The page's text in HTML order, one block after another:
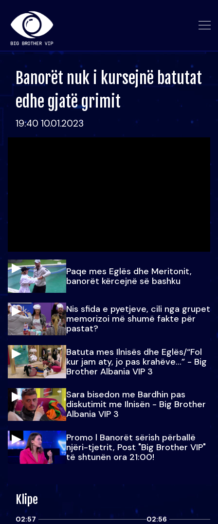
Banorët nuk i kursejnë batutat
edhe gjatë grimit
19:40 10.01.2023
Paqe mes Eglës dhe Meritonit,
banorët kërcejnë së bashku
Nis sfida e pyetjeve, cili nga grupet
memorizoi më shumë fakte për
pastat?
Batuta mes Ilnisës dhe Eglës/“Fol
kur jam aty, jo pas krahëve…” - Big
Brother Albania VIP 3
Sara bisedon me Bardhin pas
diskutimit me Ilnisën - Big Brother
Albania VIP 3
Promo l Banorët sërish përballë
njëri-tjetrit, Post "Big Brother VIP"
të shtunën ora 21:00!
Klipe
02:57 02:56